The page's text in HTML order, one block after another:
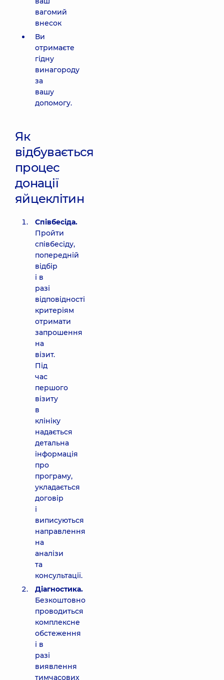
вагомий
внесок
Ви
отримаєте
гідну
винагороду
за
вашу
допомогу.
Як
відбувається
процес
донації
яйцеклітин
Співбесіда.
Пройти
співбесіду,
попередній
відбір
і в
разі
відповідності
критеріям
отримати
запрошення
на
візит.
Під
час
першого
візиту
в
клініку
надається
детальна
інформація
про
програму,
укладається
договір
і
виписуються
направлення
на
аналізи
та
консультації.
Діагностика.
Безкоштовно
проводиться
комплексне
обстеження
і в
разі
виявлення
тимчасових